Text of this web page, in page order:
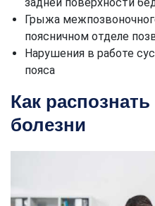
Грыжа
поясничном отделе
Нарушения в работе
пояса
Как
болезни